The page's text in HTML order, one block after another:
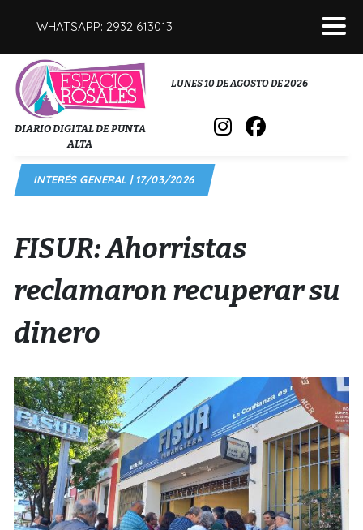
WHATSAPP: 2932 613013
POLICIALES
INTERÉS GENERAL
DEPORTES
DIARIO DIGITAL DE PUNTA
ALTA
LUNES 10 DE AGOSTO DE 2026
INTERÉS GENERAL | 17/03/2026
FISUR: Ahorristas
reclamaron recuperar su
dinero